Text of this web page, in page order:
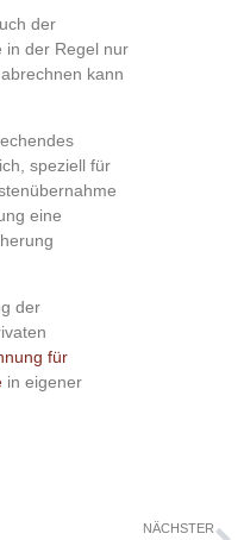
der
in der Regel nur
kann
speziell für
eine
der
für
in eigener
NÄCHSTER